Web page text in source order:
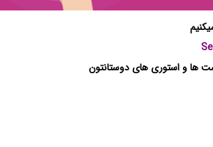
ها و استوری های دوستانتون